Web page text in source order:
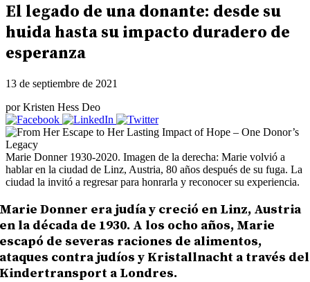
El legado de una donante: desde su
huida hasta su impacto duradero de
esperanza
13 de septiembre de 2021
por Kristen Hess Deo
Marie Donner 1930-2020. Imagen de la derecha: Marie volvió a
hablar en la ciudad de Linz, Austria, 80 años después de su fuga. La
ciudad la invitó a regresar para honrarla y reconocer su experiencia.
Marie Donner era judía y creció en Linz, Austria
en la década de 1930. A los ocho años, Marie
escapó de severas raciones de alimentos,
ataques contra judíos y Kristallnacht a través del
Kindertransport a Londres.